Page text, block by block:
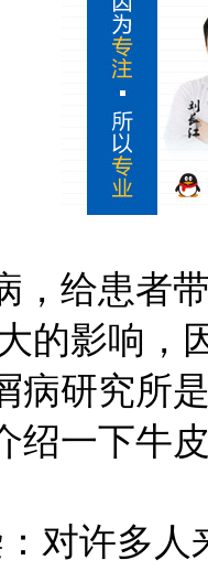
给患者带
的影响，
病研究所
绍一下牛
许多人